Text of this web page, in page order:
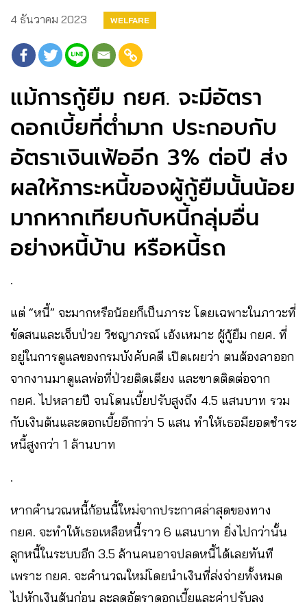
4 ธันวาคม 2023 WELFARE
แม้การกู้ยืม กยศ. จะมีอัตรา
ดอกเบี้ยที่ต่ำมาก ประกอบกับ
อัตราเงินเฟ้ออีก 3% ต่อปี ส่ง
ผลให้ภาระหนี้ของผู้กู้ยืมนั้นน้อย
มากหากเทียบกับหนี้กลุ่มอื่น
อย่างหนี้บ้าน หรือหนี้รถ
.
แต่ “หนี้” จะมากหรือน้อยก็เป็นภาระ โดยเฉพาะในภาวะที่
ขัดสนและเจ็บป่วย วิชญาภรณ์ เอ้งเหมาะ ผู้กู้ยืม กยศ. ที่
อยู่ในการดูแลของกรมบังคับคดี เปิดเผยว่า ตนต้องลาออก
จากงานมาดูแลพ่อที่ป่วยติดเตียง และขาดติดต่อจาก
กยศ. ไปหลายปี จนโดนเบี้ยปรับสูงถึง 4.5 แสนบาท รวม
กับเงินต้นและดอกเบี้ยอีกกว่า 5 แสน ทำให้เธอมียอดชำระ
หนี้สูงกว่า 1 ล้านบาท
.
หากคำนวณหนี้ก้อนนี้ใหม่จากประกาศล่าสุดของทาง
กยศ. จะทำให้เธอเหลือหนี้ราว 6 แสนบาท ยิ่งไปกว่านั้น
ลูกหนี้ในระบบอีก 3.5 ล้านคนอาจปลดหนี้ได้เลยทันที
เพราะ กยศ. จะคำนวณใหม่โดยนำเงินที่ส่งจ่ายทั้งหมด
ไปหักเงินต้นก่อน ละลดอัตราดอกเบี้ยและค่าปรับลง